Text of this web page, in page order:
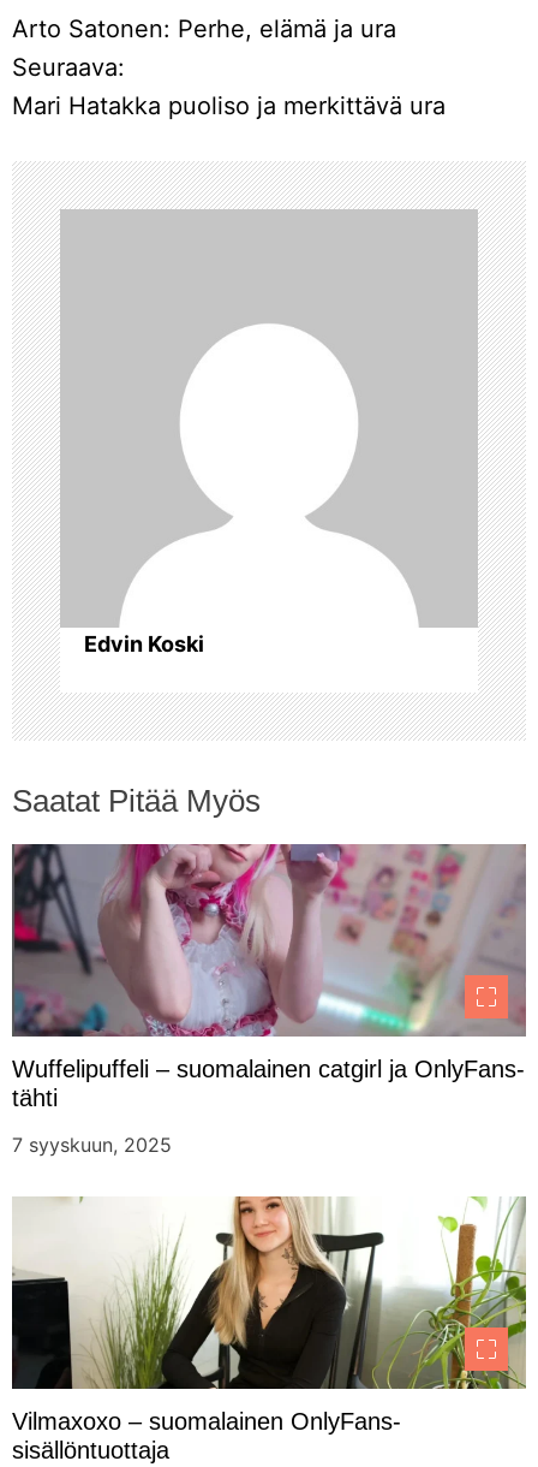
r
t
i
k
k
e
l
i
e
n
s
e
l
a
u
s
Arto Satonen: Perhe, elämä ja ura
Seuraava:
Mari Hatakka puoliso ja merkittävä ura
Edvin Koski
Saatat Pitää Myös
Wuffelipuffeli – suomalainen catgirl ja OnlyFans-
tähti
7 syyskuun, 2025
Vilmaxoxo – suomalainen OnlyFans-
sisällöntuottaja